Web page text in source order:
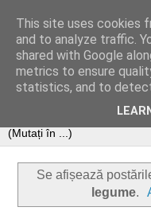
Se afișează
legume.
This site uses cookies
and to analyze traffic.
shared with Google
metrics to ensure
statistics, and to